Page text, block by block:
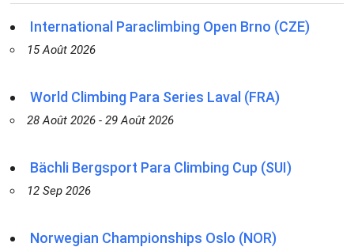
International Paraclimbing Open Brno (CZE)
15 Août 2026
World Climbing Para Series Laval (FRA)
28 Août 2026 - 29 Août 2026
Bächli Bergsport Para Climbing Cup (SUI)
12 Sep 2026
Norwegian Championships Oslo (NOR)